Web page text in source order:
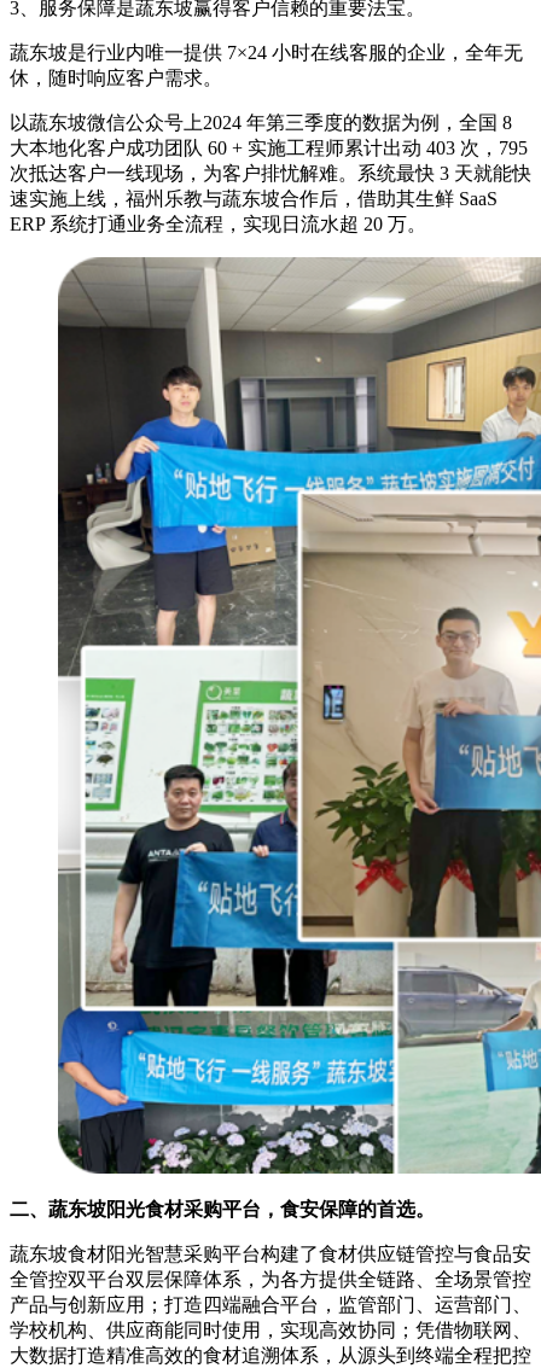
3、服务保障是蔬东坡赢得客户信赖的重要法宝。
蔬东坡是行业内唯一提供 7×24 小时在线客服的企业，全年无
休，随时响应客户需求。
以蔬东坡微信公众号上2024 年第三季度的数据为例，全国 8
大本地化客户成功团队 60 + 实施工程师累计出动 403 次，795
次抵达客户一线现场，为客户排忧解难。系统最快 3 天就能快
速实施上线，福州乐教与蔬东坡合作后，借助其生鲜 SaaS
ERP 系统打通业务全流程，实现日流水超 20 万。
二、 蔬东坡阳光食材采购平台 ，食安保障的首选。
蔬东坡食材阳光智慧采购平台构建了食材供应链管控与食品安
全管控双平台双层保障体系，为各方提供全链路、全场景管控
产品与创新应用；打造四端融合平台，监管部门、运营部门、
学校机构、供应商能同时使用，实现高效协同；凭借物联网、
大数据打造精准高效的食材追溯体系，从源头到终端全程把控